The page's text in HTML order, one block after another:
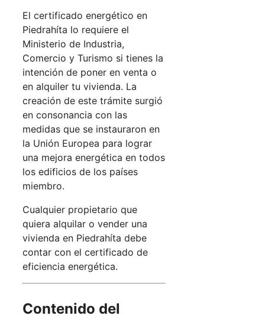
El certificado energético en
Piedrahíta lo requiere el
Ministerio de Industria,
Comercio y Turismo si tienes la
intención de poner en venta o
en alquiler tu vivienda. La
creación de este trámite surgió
en consonancia con las
medidas que se instauraron en
la Unión Europea para lograr
una mejora energética en todos
los edificios de los países
miembro.
Cualquier propietario que
quiera alquilar o vender una
vivienda en Piedrahíta debe
contar con el certificado de
eficiencia energética.
Contenido del